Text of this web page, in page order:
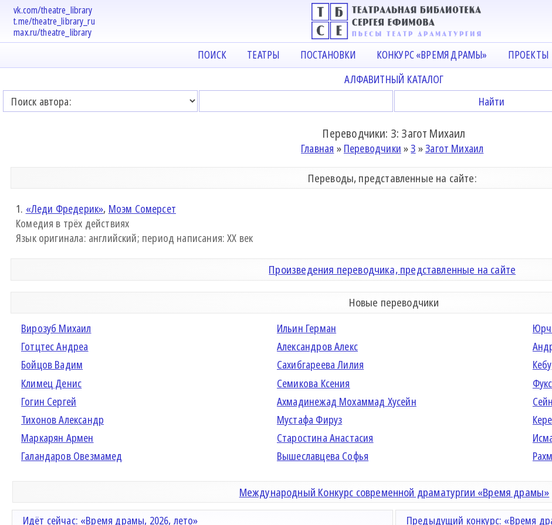
vk.com/theatre_library
t.me/theatre_library_ru
max.ru/theatre_library
ПОИСК ТЕАТРЫ ПОСТАНОВКИ КОНКУРС «ВРЕМЯ ДРАМЫ» ПРОЕКТЫ
АЛФАВИТНЫЙ КАТАЛОГ
Переводчики: З: Загот Михаил
Главная » Переводчики »З »Загот Михаил
Переводы, представленные на сайте:
1. «Леди Фредерик», Моэм Сомерсет
Комедия в трёх действиях
Язык оригинала: английский; период написания: XX век
Произведения переводчика, представленные на сайте
Новые переводчики
Вирозуб Михаил Ильин Герман
Готцтес Андреа
Александров Алекс
Бойцов Вадим
Сахибгареева Лилия
Климец Денис
Семикова Ксения
Гогин Сергей
Ахмадинежад Мохаммад Хусейн
Тихонов Александр
Мустафа Фируз
Маркарян Армен
Старостина Анастасия
Галандаров Овезмамед
Вышеславцева Софья
Международный Конкурс современной драматургии «Время драмы»
Идёт сейчас: «Время драмы, 2026, лето» Предыдущий конкурс: «Время